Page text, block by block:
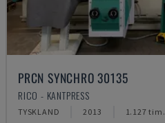
PRCN SYNCHRO 30135
RICO - KANTPRESS
TYSKLAND 2013 1.127 tim.